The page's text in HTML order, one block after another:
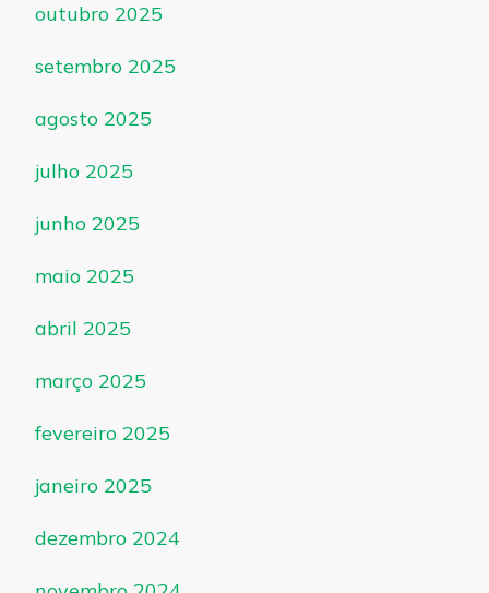
outubro 2025
setembro 2025
agosto 2025
julho 2025
junho 2025
maio 2025
abril 2025
março 2025
fevereiro 2025
janeiro 2025
dezembro 2024